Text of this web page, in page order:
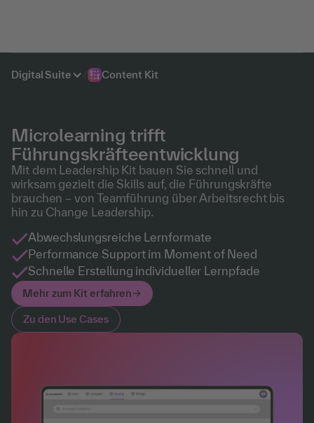
Digital Suite Content Kit
Microlearning trifft
Führungskräfteentwicklung
Mit dem Leadership Kit bauen Sie schnell und
wirksam gezielt die Skills auf, die Führungskräfte
brauchen – von Teamführung über Arbeitsrecht bis
hin zu Change Leadership.
Abwechslungsreiche Lernformate
Performance Support im Moment of Need
Schnelle Erstellung individueller Lernpfade
Mehr zum Kit erfahren
Zu den Use Cases